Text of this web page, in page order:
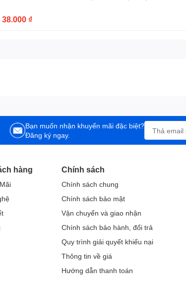
38.000 ₫
Bạn muốn nhận khuyến mãi đặc biệt?
Đăng ký ngay.
hàng Chính sách
Chính sách chung
Chính sách bảo mật
Vận chuyển và giao nhận
Chính sách bảo hành, đổi trả
Quy trình giải quyết khiếu nại
Thông tin về giá
Hướng dẫn thanh toán